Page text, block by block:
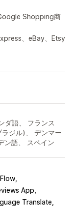
Shopping商
、eBay、Etsy
ダ語、 フランス
ジル)、 デンマー
ン語、 スペイン
App
Translate